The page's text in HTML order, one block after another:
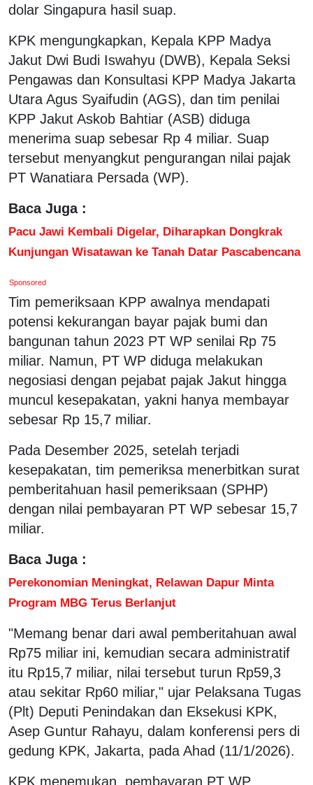
dolar Singapura hasil suap.
KPK mengungkapkan, Kepala KPP Madya
Jakut Dwi Budi Iswahyu (DWB), Kepala Seksi
Pengawas dan Konsultasi KPP Madya Jakarta
Utara Agus Syaifudin (AGS), dan tim penilai
KPP Jakut Askob Bahtiar (ASB) diduga
menerima suap sebesar Rp 4 miliar. Suap
tersebut menyangkut pengurangan nilai pajak
PT Wanatiara Persada (WP).
Baca Juga :
Pacu Jawi Kembali Digelar, Diharapkan Dongkrak
Kunjungan Wisatawan ke Tanah Datar Pascabencana
Sponsored
Tim pemeriksaan KPP awalnya mendapati
potensi kekurangan bayar pajak bumi dan
bangunan tahun 2023 PT WP senilai Rp 75
miliar. Namun, PT WP diduga melakukan
negosiasi dengan pejabat pajak Jakut hingga
muncul kesepakatan, yakni hanya membayar
sebesar Rp 15,7 miliar.
Pada Desember 2025, setelah terjadi
kesepakatan, tim pemeriksa menerbitkan surat
pemberitahuan hasil pemeriksaan (SPHP)
dengan nilai pembayaran PT WP sebesar 15,7
miliar.
Baca Juga :
Perekonomian Meningkat, Relawan Dapur Minta
Program MBG Terus Berlanjut
"Memang benar dari awal pemberitahuan awal
Rp75 miliar ini, kemudian secara administratif
itu Rp15,7 miliar, nilai tersebut turun Rp59,3
atau sekitar Rp60 miliar," ujar Pelaksana Tugas
(Plt) Deputi Penindakan dan Eksekusi KPK,
Asep Guntur Rahayu, dalam konferensi pers di
gedung KPK, Jakarta, pada Ahad (11/1/2026).
KPK menemukan, pembayaran PT WP